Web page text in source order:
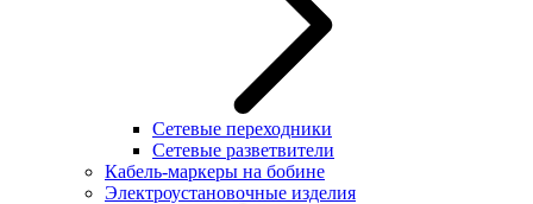
Сетевые переходники
Сетевые разветвители
Кабель-маркеры на бобине
Электроустановочные изделия